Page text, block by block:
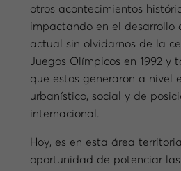
otros acontecimientos
impactando en el desarrollo
actual sin olvidarnos de la
Juegos Olímpicos en 1992 y
que estos generaron a nivel
urbanístico, social y de
internacional.
Hoy, es en esta área
oportunidad de potenciar